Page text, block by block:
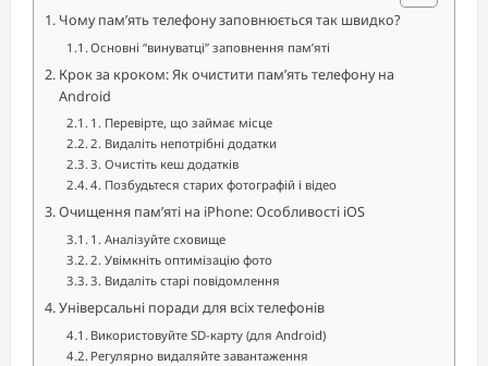
Чому пам’ять телефону заповнюється так швидко?
Основні “винуватці” заповнення пам’яті
Крок за кроком: Як очистити пам’ять телефону на
Android
1. Перевірте, що займає місце
2. Видаліть непотрібні додатки
3. Очистіть кеш додатків
4. Позбудьтеся старих фотографій і відео
Очищення пам’яті на iPhone: Особливості iOS
1. Аналізуйте сховище
2. Увімкніть оптимізацію фото
3. Видаліть старі повідомлення
Універсальні поради для всіх телефонів
Використовуйте SD-карту (для Android)
Регулярно видаляйте завантаження